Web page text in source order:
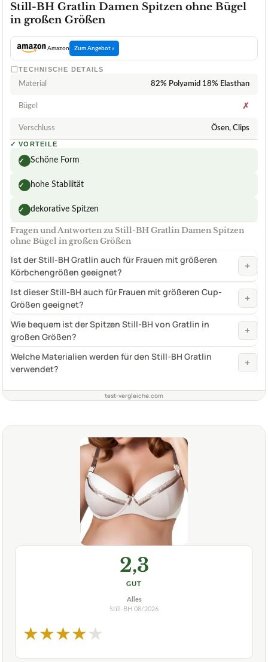
Still-BH Gratlin Damen Spitzen ohne Bügel
in großen Größen
Amazon Zum Angebot »
TECHNISCHE DETAILS
Material 82% Polyamid 18% Elasthan
Bügel ✗
Verschluss Ösen, Clips
✓ VORTEILE
✓ Schöne Form
✓ hohe Stabilität
✓ dekorative Spitzen
Fragen und Antworten zu Still-BH Gratlin Damen Spitzen
ohne Bügel in großen Größen
Ist der Still-BH Gratlin auch für Frauen mit größeren
Körbchengrößen geeignet?
+
Ist dieser Still-BH auch für Frauen mit größeren Cup-
Größen geeignet?
+
Wie bequem ist der Spitzen Still-BH von Gratlin in
großen Größen?
+
Welche Materialien werden für den Still-BH Gratlin
verwendet?
+
test-vergleiche.com
2,3
GUT
Alles
Still-BH 08/2026
★★★★★